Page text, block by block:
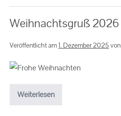
Weihnachtsgruß 2026
Veröffentlicht am1. Dezember 2025von
Weiterlesen